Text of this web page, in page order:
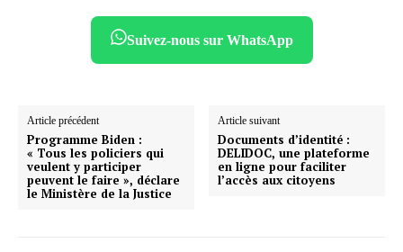
Suivez-nous sur WhatsApp
Article précédent
Programme Biden :
« Tous les policiers qui
veulent y participer
peuvent le faire », déclare
le Ministère de la Justice
Article suivant
Documents d’identité :
DELIDOC, une plateforme
en ligne pour faciliter
l’accès aux citoyens